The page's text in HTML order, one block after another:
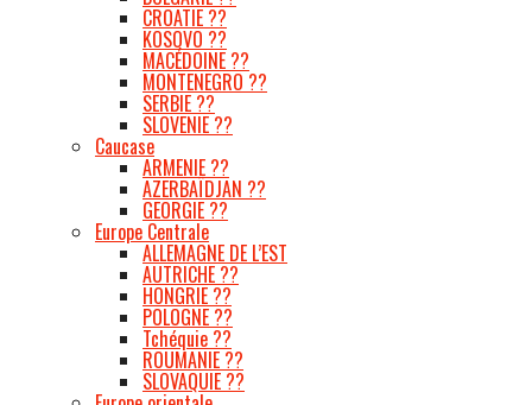
CROATIE ??
KOSOVO ??
MACÉDOINE ??
MONTENEGRO ??
SERBIE ??
SLOVENIE ??
Caucase
ARMENIE ??
AZERBAÏDJAN ??
GEORGIE ??
Europe Centrale
ALLEMAGNE DE L’EST
AUTRICHE ??
HONGRIE ??
POLOGNE ??
Tchéquie ??
ROUMANIE ??
SLOVAQUIE ??